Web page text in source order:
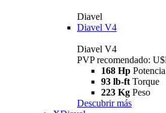
Diavel
Diavel V4
Diavel V4
PVP recomendado:
168 Hp Potencia
93 lb-ft Torque
223 Kg Peso
Descubrir más